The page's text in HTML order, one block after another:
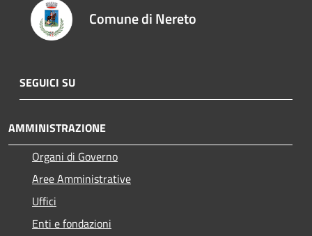
Comune di Nereto
SEGUICI SU
AMMINISTRAZIONE
Organi di Governo
Aree Amministrative
Uffici
Enti e fondazioni